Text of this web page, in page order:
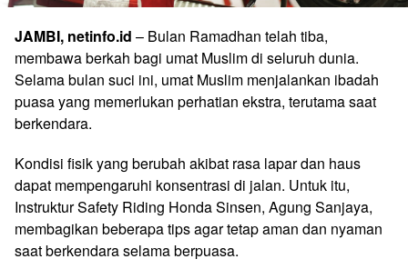
JAMBI, netinfo.id – Bulan Ramadhan telah tiba,
membawa berkah bagi umat Muslim di seluruh dunia.
Selama bulan suci ini, umat Muslim menjalankan ibadah
puasa yang memerlukan perhatian ekstra, terutama saat
berkendara.
Kondisi fisik yang berubah akibat rasa lapar dan haus
dapat mempengaruhi konsentrasi di jalan. Untuk itu,
Instruktur Safety Riding Honda Sinsen, Agung Sanjaya,
membagikan beberapa tips agar tetap aman dan nyaman
saat berkendara selama berpuasa.